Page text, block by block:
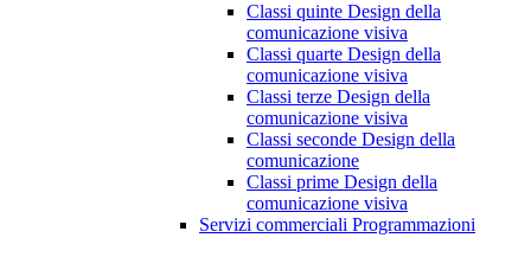
Classi quinte Design della
comunicazione visiva
Classi quarte Design della
comunicazione visiva
Classi terze Design della
comunicazione visiva
Classi seconde Design della
comunicazione
Classi prime Design della
comunicazione visiva
Servizi commerciali Programmazioni